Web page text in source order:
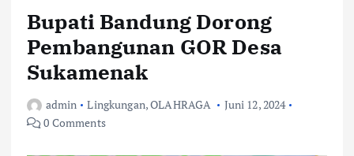
Bupati Bandung Dorong
Pembangunan GOR Desa
Sukamenak
admin Lingkungan,OLAHRAGA
Juni 12, 2024
0 Comments